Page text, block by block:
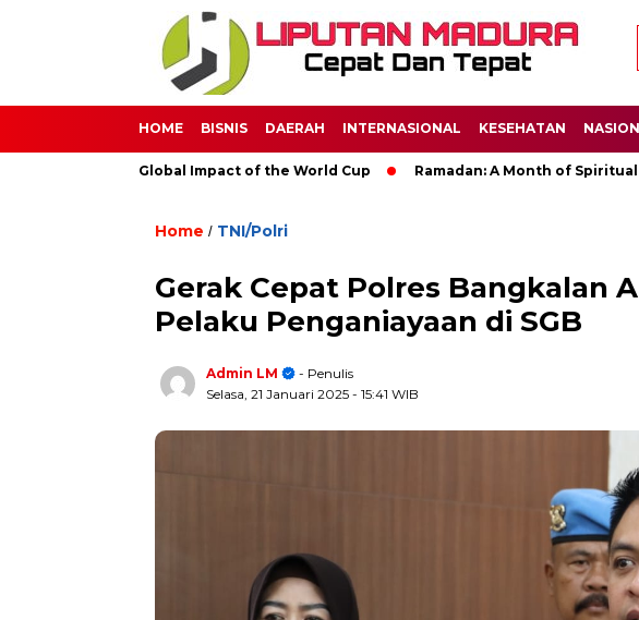
HOME BISNIS DAERAH INTERNASIONAL KESEHATAN
The Global Impact of the World Cup Ramadan: A Month of Spiritual
Home / TNI/Polri
Gerak Cepat Polres Bangkalan
Pelaku Penganiayaan di SGB
Admin LM
- Penulis
Selasa, 21 Januari 2025 - 15:41 WIB